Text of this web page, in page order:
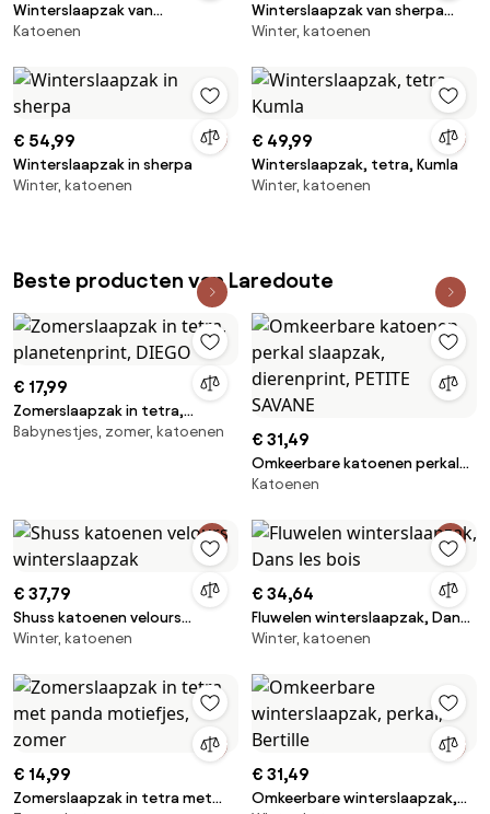
Winterslaapzak van
parkalkatoen, Little Dino
Katoenen
Winterslaapzak van sherpa
beer
Winter, katoenen
€ 54,99
Winterslaapzak in sherpa
Winter, katoenen
€ 49,99
Winterslaapzak, tetra, Kumla
Winter, katoenen
Beste producten van Laredoute
€ 17,99
Zomerslaapzak in tetra,
planetenprint, DIEGO
Babynestjes, zomer, katoenen € 31,49
Omkeerbare katoenen perkal
slaapzak, dierenprint, PETITE
Katoenen
€ 37,79
Shuss katoenen velours
winterslaapzak
Winter, katoenen
€ 34,64
Fluwelen winterslaapzak, Dans
les bois
Winter, katoenen
€ 14,99
Zomerslaapzak in tetra met
€ 31,49
Omkeerbare winterslaapzak,